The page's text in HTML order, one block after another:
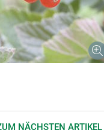
NÄCHSTENARTIKEL